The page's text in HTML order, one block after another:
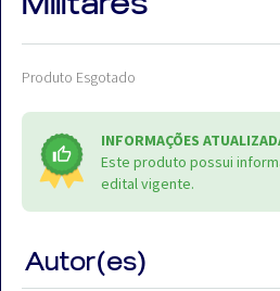
Aprovados
Notícias
Aulas
AO
Produto Esgotado
INFORMAÇÕES
Este produto possui
edital vigente.
Autor(es)